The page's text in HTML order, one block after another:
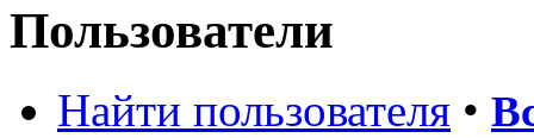
Пользователи
Найти пользователя •